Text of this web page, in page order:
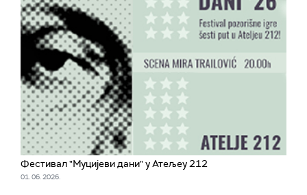
Фестивал "Муцијеви дани" у Атељеу 212
01. 06. 2026.